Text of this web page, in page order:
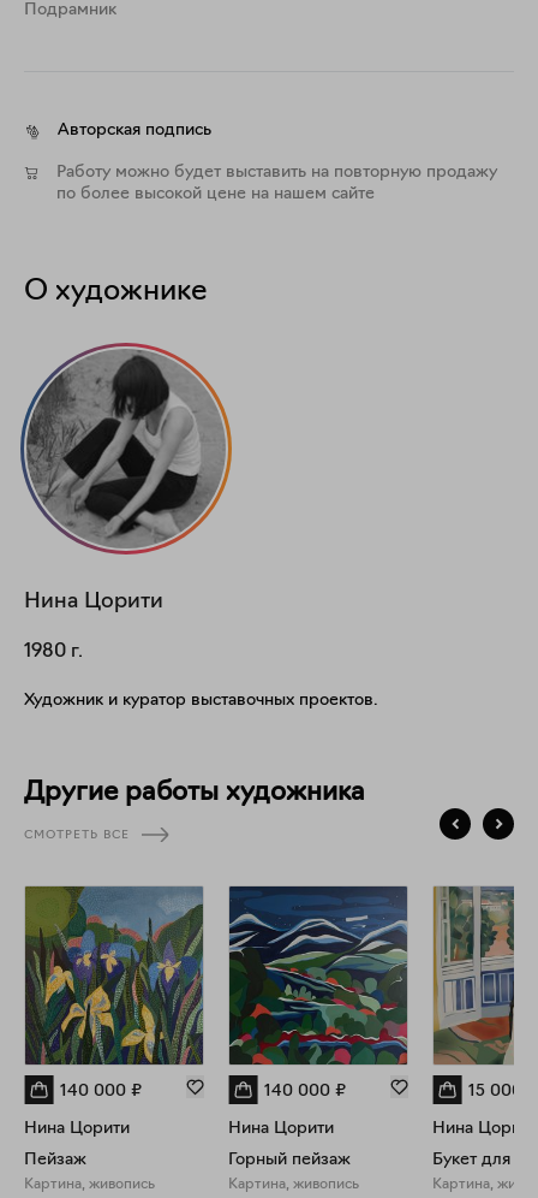
Подрамник
Авторская подпись
Работу можно будет выставить на повторную продажу
по более высокой цене на нашем сайте
О художнике
Нина Цорити
1980 г.
Художник и куратор выставочных проектов.
Другие работы художника
СМОТРЕТЬ ВСЕ
140 000 ₽
Нина Цорити
Пейзаж
Картина, живопись
140 000 ₽
Нина Цорити
Горный пейзаж
Картина, живопись
15 000
Нина Цорити
Букет для
Картина,